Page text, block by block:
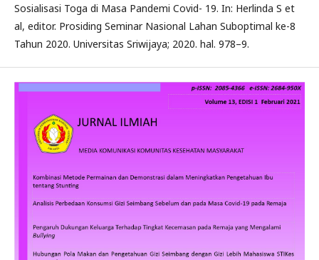
Sosialisasi Toga di Masa Pandemi Covid- 19. In: Herlinda S et
al, editor. Prosiding Seminar Nasional Lahan Suboptimal ke-8
Tahun 2020. Universitas Sriwijaya; 2020. hal. 978–9.